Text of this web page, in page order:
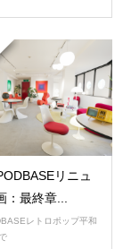
リニュ
：最終章...
レトロポップ平和